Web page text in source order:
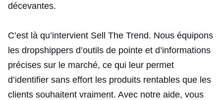
décevantes.
C’est là qu’intervient Sell The Trend. Nous équipons
les dropshippers d’outils de pointe et d’informations
précises sur le marché, ce qui leur permet
d’identifier sans effort les produits rentables que les
clients souhaitent vraiment. Avec notre aide, vous